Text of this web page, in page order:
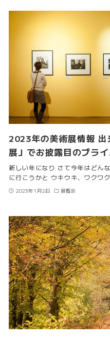
2023年の美術展情報 出
展」でお披露目のプラ
新しい年になり さて今年はどん
に行こうかと ウキウキ、ワクワク
2023年1月2日 展覧会